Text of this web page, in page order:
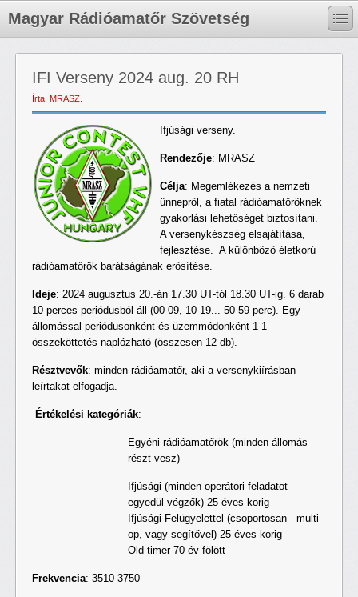
Magyar Rádióamatőr Szövetség
IFI Verseny 2024 aug. 20 RH
Írta: MRASZ.
Ifjúsági verseny.
Rendezője: MRASZ
Célja: Megemlékezés a nemzeti
ünnepről, a fiatal rádióamatőröknek
gyakorlási lehetőséget biztosítani.
A versenykészség elsajátítása,
fejlesztése. A különböző életkorú
rádióamatőrök barátságának erősítése.
Ideje: 2024 augusztus 20.-án 17.30 UT-tól 18.30 UT-ig. 6 darab
10 perces periódusból áll (00-09, 10-19... 50-59 perc). Egy
állomással periódusonként és üzemmódonként 1-1
összeköttetés naplózható (összesen 12 db).
Résztvevők: minden rádióamatőr, aki a versenykiírásban
leírtakat elfogadja.
Értékelési kategóriák:
Egyéni rádióamatőrök (minden állomás
részt vesz)
Ifjúsági (minden operátori feladatot
egyedül végzők) 25 éves korig
Ifjúsági Felügyelettel (csoportosan - multi
op, vagy segítővel) 25 éves korig
Old timer 70 év fölött
Frekvencia: 3510-3750